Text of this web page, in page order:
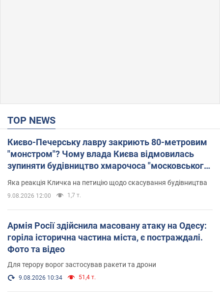
TOP NEWS
Києво-Печерську лавру закриють 80-метровим
"монстром"? Чому влада Києва відмовилась
зупиняти будівництво хмарочоса "московського
вірянина"
Яка реакція Кличка на петицію щодо скасування будівництва
9.08.2026 12:00 1,7 т.
Армія Росії здійснила масовану атаку на Одесу:
горіла історична частина міста, є постраждалі.
Фото та відео
Для терору ворог застосував ракети та дрони
9.08.2026 10:34 51,4 т.